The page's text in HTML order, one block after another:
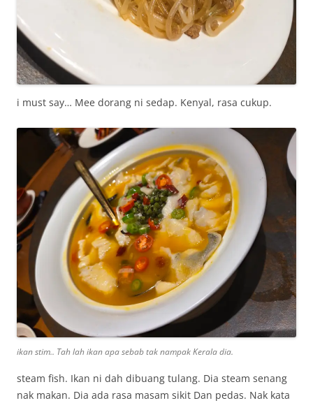
i must say… Mee dorang ni sedap. Kenyal, rasa cukup.
ikan stim.. Tah lah ikan apa sebab tak nampak Kerala dia.
steam fish. Ikan ni dah dibuang tulang. Dia steam senang
nak makan. Dia ada rasa masam sikit Dan pedas. Nak kata